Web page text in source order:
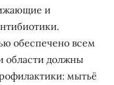
и
обеспечено всем
области должны
мытьё